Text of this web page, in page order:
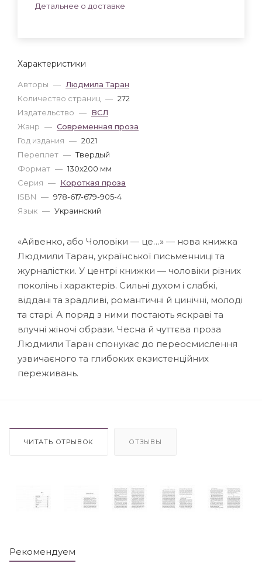
Характеристики
Авторы — Людмила Таран
Количество страниц — 272
Издательство — ВСЛ
Жанр — Современная проза
Год издания — 2021
Переплет — Твердый
Формат — 130x200 мм
Серия — Короткая проза
ISBN — 978-617-679-905-4
Язык — Украинский
Детальнее о доставке
«Айвенко, або Чоловіки — це…» — нова книжка
Людмили Таран, української письменниці та
журналістки. У центрі книжки — чоловіки різних
поколінь і характерів. Сильні духом і слабкі,
віддані та зрадливі, романтичні й цинічні, молоді
та старі. А поряд з ними постають яскраві та
влучні жіночі образи. Чесна й чуттєва проза
Людмили Таран спонукає до переосмислення
узвичаєного та глибоких екзистенційних
переживань.
ЧИТАТЬ ОТРЫВОК ОТЗЫВЫ
Рекомендуем